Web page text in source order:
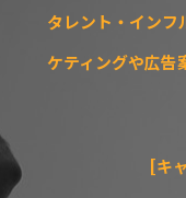
タレント・インフ
ケティングや広告
[キ